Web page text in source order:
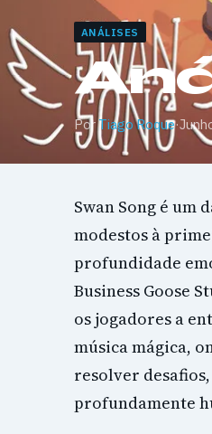
ANÁLISES
PorTiago Roque·
Swan Song é um
modestos à
profundidade
Business Goose
os jogadores a
música mágica,
resolver
profundamente